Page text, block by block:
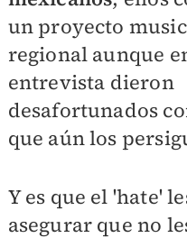
un proyecto
regional aunque
entrevista dieron
desafortunados
que aún los
Y es que el 'hate'
asegurar que no